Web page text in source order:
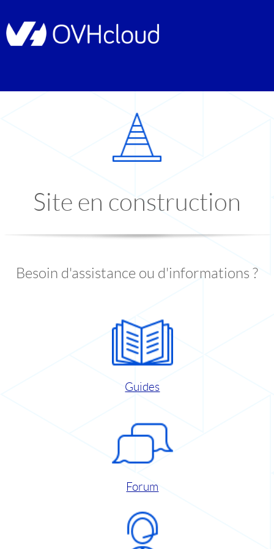
Site en construction
Besoin d'assistance ou d'informations ?
Guides
Forum